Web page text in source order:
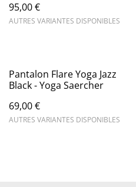
95,00 €
AUTRES VARIANTES DISPONIBLES
Pantalon Flare Yoga Jazz
Black - Yoga Saercher
69,00 €
AUTRES VARIANTES DISPONIBLES